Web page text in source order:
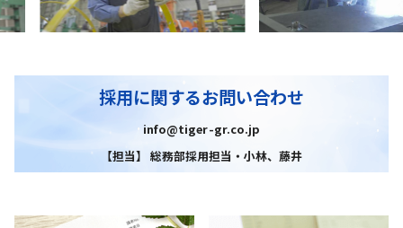
採用に関するお問い合わせ
info@tiger-gr.co.jp
【担当】 総務部採用担当・小林、藤井